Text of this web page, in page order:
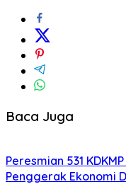
Baca Juga
Peresmian 531
Penggerak Ekonomi